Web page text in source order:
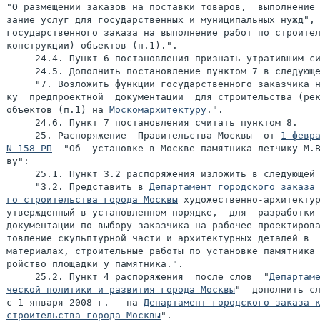
зание услуг для государственных и муниципальных нужд",
государственного заказа на выполнение работ по
конструкции) объектов (п.1).".
24.4. Пункт 6 постановления признать утратившим
24.5. Дополнить постановление пунктом 7 в
"7. Возложить функции государственного заказчика
ку  предпроектной  документации  для строительства
объектов (п.1) на Москомархитектуру .".
     24.6. Пункт 7 постановления считать пунктом 8.
     25. Распоряжение  Правительства Москвы  от
1
N 158-РП
"Об  установке в Москве памятника летчику
ву":
25.1. Пункт 3.2 распоряжения изложить в следующей
     "3.2. Представить в
Департамент городского
го строительства города Москвы художественно-
утвержденный в установленном порядке,  для  разработки
документации по выбору заказчика на рабочее
товление скульптурной части и архитектурных деталей в
материалах, строительные работы по установке
ройство площадки у памятника.".
     25.2. Пункт 4 распоряжения  после слов  "
ческой политики и развития города Москвы"  дополнить
с 1 января 2008 г. - на Департамент городского заказа
строительства города Москвы".